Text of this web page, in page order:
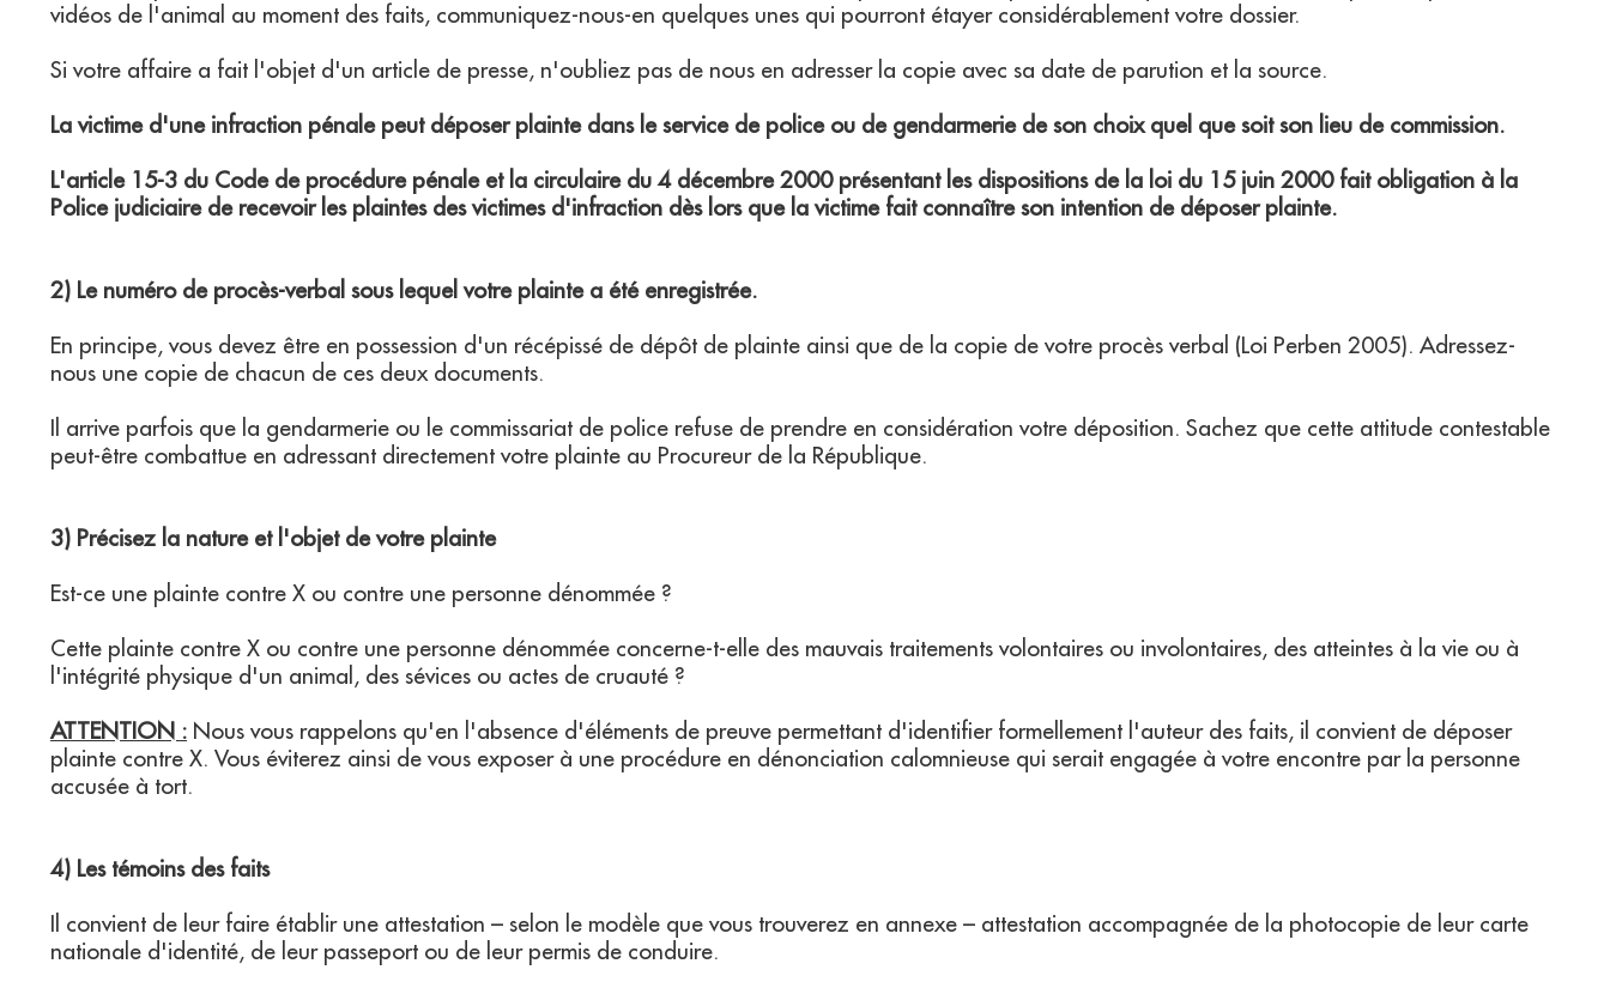
vidéos de l'animal au moment des faits, communiquez-nous-en quelques unes qui pourront étayer considérablement votre dossier.
Si votre affaire a fait l'objet d'un article de presse, n'oubliez pas de nous en adresser la copie avec sa date de parution et la source.
La victime d'une infraction pénale peut déposer plainte dans le service de police ou de gendarmerie de son choix quel que soit son lieu de commission.
L'article 15-3 du Code de procédure pénale et la circulaire du 4 décembre 2000 présentant les dispositions de la loi du 15 juin 2000 fait obligation à la
Police judiciaire de recevoir les plaintes des victimes d'infraction dès lors que la victime fait connaître son intention de déposer plainte.
2) Le numéro de procès-verbal sous lequel votre plainte a été enregistrée.
En principe, vous devez être en possession d'un récépissé de dépôt de plainte ainsi que de la copie de votre procès verbal (Loi Perben 2005). Adressez-
nous une copie de chacun de ces deux documents.
Il arrive parfois que la gendarmerie ou le commissariat de police refuse de prendre en considération votre déposition. Sachez que cette attitude contestable
peut-être combattue en adressant directement votre plainte au Procureur de la République.
3) Précisez la nature et l'objet de votre plainte
Est-ce une plainte contre X ou contre une personne dénommée ?
Cette plainte contre X ou contre une personne dénommée concerne-t-elle des mauvais traitements volontaires ou involontaires, des atteintes à la vie ou à
l'intégrité physique d'un animal, des sévices ou actes de cruauté ?
ATTENTION : Nous vous rappelons qu'en l'absence d'éléments de preuve permettant d'identifier formellement l'auteur des faits, il convient de déposer
plainte contre X. Vous éviterez ainsi de vous exposer à une procédure en dénonciation calomnieuse qui serait engagée à votre encontre par la personne
accusée à tort.
4) Les témoins des faits
Il convient de leur faire établir une attestation – selon le modèle que vous trouverez en annexe – attestation accompagnée de la photocopie de leur carte
nationale d'identité, de leur passeport ou de leur permis de conduire.